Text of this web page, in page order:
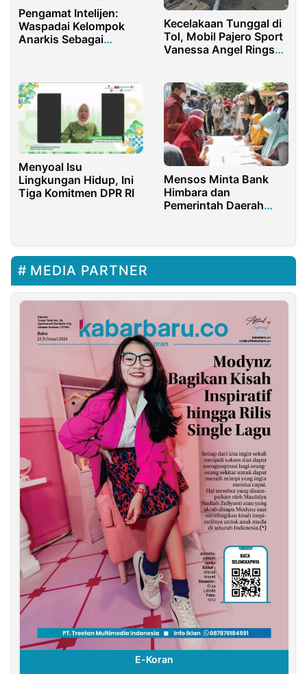
Pengamat Intelijen:
Waspadai Kelompok
Anarkis Sebagai
Kecelakaan Tunggal di
Tol, Mobil Pajero Sport
Vanessa Angel Ringsek
Menyoal Isu
Lingkungan Hidup, Ini
Tiga Komitmen DPR RI
Mensos Minta Bank
Himbara dan
Pemerintah Daerah
MEDIA PARTNER
E-Koran